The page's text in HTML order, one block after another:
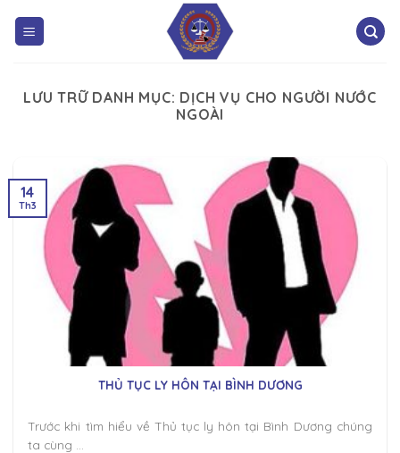
LƯU TRỮ DANH MỤC: DỊCH VỤ CHO NGƯỜI NƯỚC
NGOÀI
THỦ TỤC LY HÔN TẠI BÌNH DƯƠNG
Trước khi tìm hiểu về Thủ tục ly hôn tại Bình Dương chúng
ta cùng ...
14
Th3